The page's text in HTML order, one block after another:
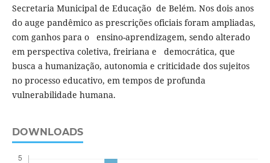
Secretaria Municipal de Educação de Belém. Nos dois anos
do auge pandêmico as prescrições oficiais foram ampliadas,
com ganhos para o ensino-aprendizagem, sendo alterado
em perspectiva coletiva, freiriana e democrática, que
busca a humanização, autonomia e criticidade dos sujeitos
no processo educativo, em tempos de profunda
vulnerabilidade humana.
DOWNLOADS